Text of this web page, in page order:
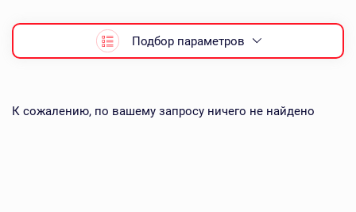
Подбор параметров
К сожалению, по вашему запросу ничего не найдено